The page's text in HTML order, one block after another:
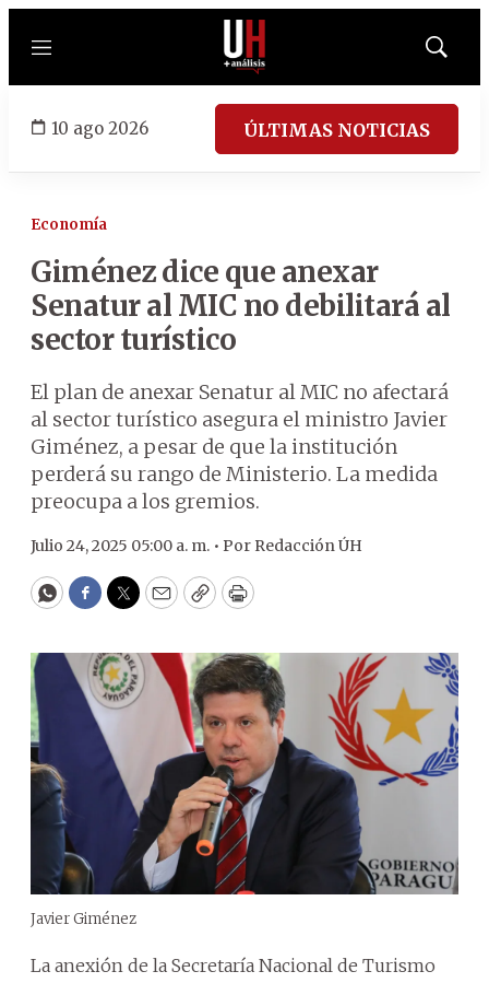
Menú
Mostrar
10 ago 2026 ÚLTIMAS NOTICIAS
Economía
Giménez dice que anexar
Senatur al MIC no debilitará al
sector turístico
El plan de anexar Senatur al MIC no afectará
al sector turístico asegura el ministro Javier
Giménez, a pesar de que la institución
perderá su rango de Ministerio. La medida
preocupa a los gremios.
Julio 24, 2025 05:00 a. m. • Por Redacción ÚH
WhatsApp
Facebook
Twitter
EmailCopyPrint
Javier Giménez
La anexión de la Secretaría Nacional de Turismo